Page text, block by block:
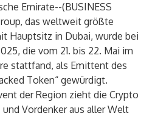
Emirate--(BUSINESS
das weltweit größte
Hauptsitz in Dubai, wurde bei
die vom 21. bis 22. Mai im
stattfand, als Emittent des
Token“ gewürdigt.
der Region zieht die Crypto
Vordenker aus aller Welt